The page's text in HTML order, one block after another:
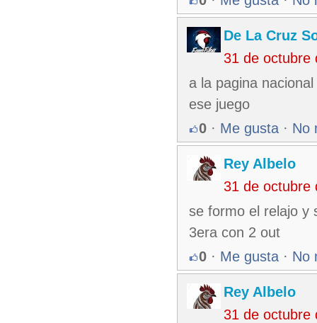
De La Cruz
31 de octubre
a la pagina
ese juego
0 · Me gusta · No
Rey Albelo
31 de octubre
se formo el relajo y
3era con 2 out
0 · Me gusta · No
Rey Albelo
31 de octubre